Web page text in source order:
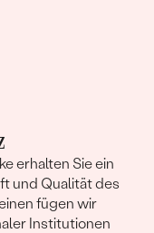
erhalten Sie ein
und Qualität des
fügen wir
Institutionen